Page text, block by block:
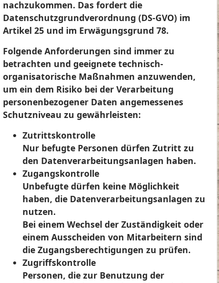
nachzukommen. Das fordert die
Datenschutzgrundverordnung (DS-GVO) im
Artikel 25 und im Erwägungsgrund 78.
Folgende Anforderungen sind immer zu
betrachten und geeignete technisch-
organisatorische Maßnahmen anzuwenden,
um ein dem Risiko bei der Verarbeitung
personenbezogener Daten angemessenes
Schutzniveau zu gewährleisten:
Zutrittskontrolle
Nur befugte Personen dürfen Zutritt zu
den Datenverarbeitungsanlagen haben.
Zugangskontrolle
Unbefugte dürfen keine Möglichkeit
haben, die Datenverarbeitungsanlagen zu
nutzen.
Bei einem Wechsel der Zuständigkeit oder
einem Ausscheiden von Mitarbeitern sind
die Zugangsberechtigungen zu prüfen.
Zugriffskontrolle
Personen, die zur Benutzung der